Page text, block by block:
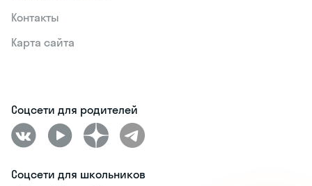
Контакты
Карта сайта
Соцсети для родителей
Соцсети для школьников